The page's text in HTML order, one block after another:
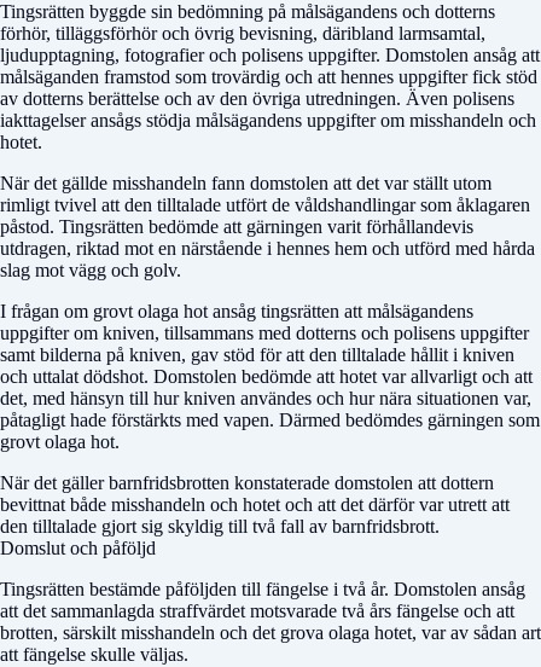
Tingsrätten byggde sin bedömning på målsägandens och dotterns
förhör, tilläggsförhör och övrig bevisning, däribland larmsamtal,
ljudupptagning, fotografier och polisens uppgifter. Domstolen ansåg att
målsäganden framstod som trovärdig och att hennes uppgifter fick stöd
av dotterns berättelse och av den övriga utredningen. Även polisens
iakttagelser ansågs stödja målsägandens uppgifter om misshandeln och
hotet.
När det gällde misshandeln fann domstolen att det var ställt utom
rimligt tvivel att den tilltalade utfört de våldshandlingar som åklagaren
påstod. Tingsrätten bedömde att gärningen varit förhållandevis
utdragen, riktad mot en närstående i hennes hem och utförd med hårda
slag mot vägg och golv.
I frågan om grovt olaga hot ansåg tingsrätten att målsägandens
uppgifter om kniven, tillsammans med dotterns och polisens uppgifter
samt bilderna på kniven, gav stöd för att den tilltalade hållit i kniven
och uttalat dödshot. Domstolen bedömde att hotet var allvarligt och att
det, med hänsyn till hur kniven användes och hur nära situationen var,
påtagligt hade förstärkts med vapen. Därmed bedömdes gärningen som
grovt olaga hot.
När det gäller barnfridsbrotten konstaterade domstolen att dottern
bevittnat både misshandeln och hotet och att det därför var utrett att
den tilltalade gjort sig skyldig till två fall av barnfridsbrott.
Domslut och påföljd
Tingsrätten bestämde påföljden till fängelse i två år. Domstolen ansåg
att det sammanlagda straffvärdet motsvarade två års fängelse och att
brotten, särskilt misshandeln och det grova olaga hotet, var av sådan art
att fängelse skulle väljas.